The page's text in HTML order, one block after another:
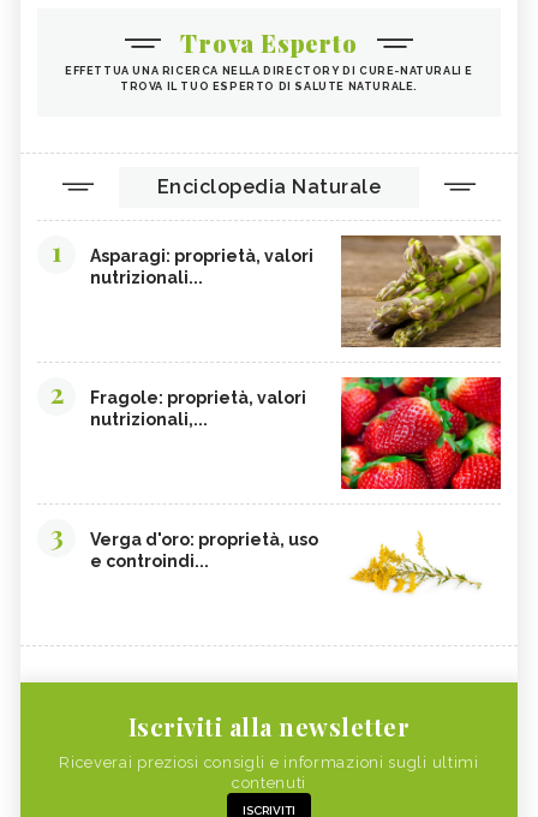
Trova Esperto
EFFETTUA UNA RICERCA NELLA DIRECTORY DI CURE-NATURALI E
TROVA IL TUO ESPERTO DI SALUTE NATURALE.
Enciclopedia Naturale
1
Asparagi: proprietà, valori
nutrizionali...
2
Fragole: proprietà, valori
nutrizionali,...
3
Verga d'oro: proprietà, uso
e controindi...
Iscriviti alla newsletter
Riceverai preziosi consigli e informazioni sugli ultimi
contenuti
ISCRIVITI